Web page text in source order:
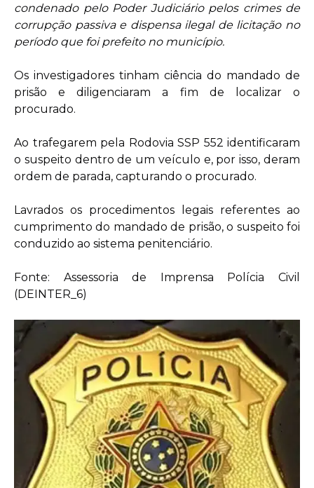
condenado pelo Poder Judiciário pelos crimes de
corrupção passiva e dispensa ilegal de licitação no
período que foi prefeito no município.
Os investigadores tinham ciência do mandado de
prisão e diligenciaram a fim de localizar o
procurado.
Ao trafegarem pela Rodovia SSP 552 identificaram
o suspeito dentro de um veículo e, por isso, deram
ordem de parada, capturando o procurado.
Lavrados os procedimentos legais referentes ao
cumprimento do mandado de prisão, o suspeito foi
conduzido ao sistema penitenciário.
Fonte: Assessoria de Imprensa Polícia Civil
(DEINTER_6)